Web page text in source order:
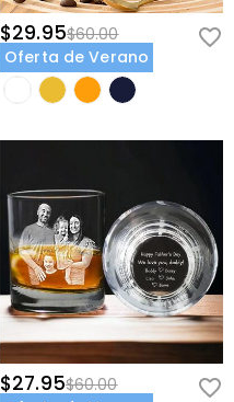
$29.95$60.00
Oferta de Verano
$27.95$60.00